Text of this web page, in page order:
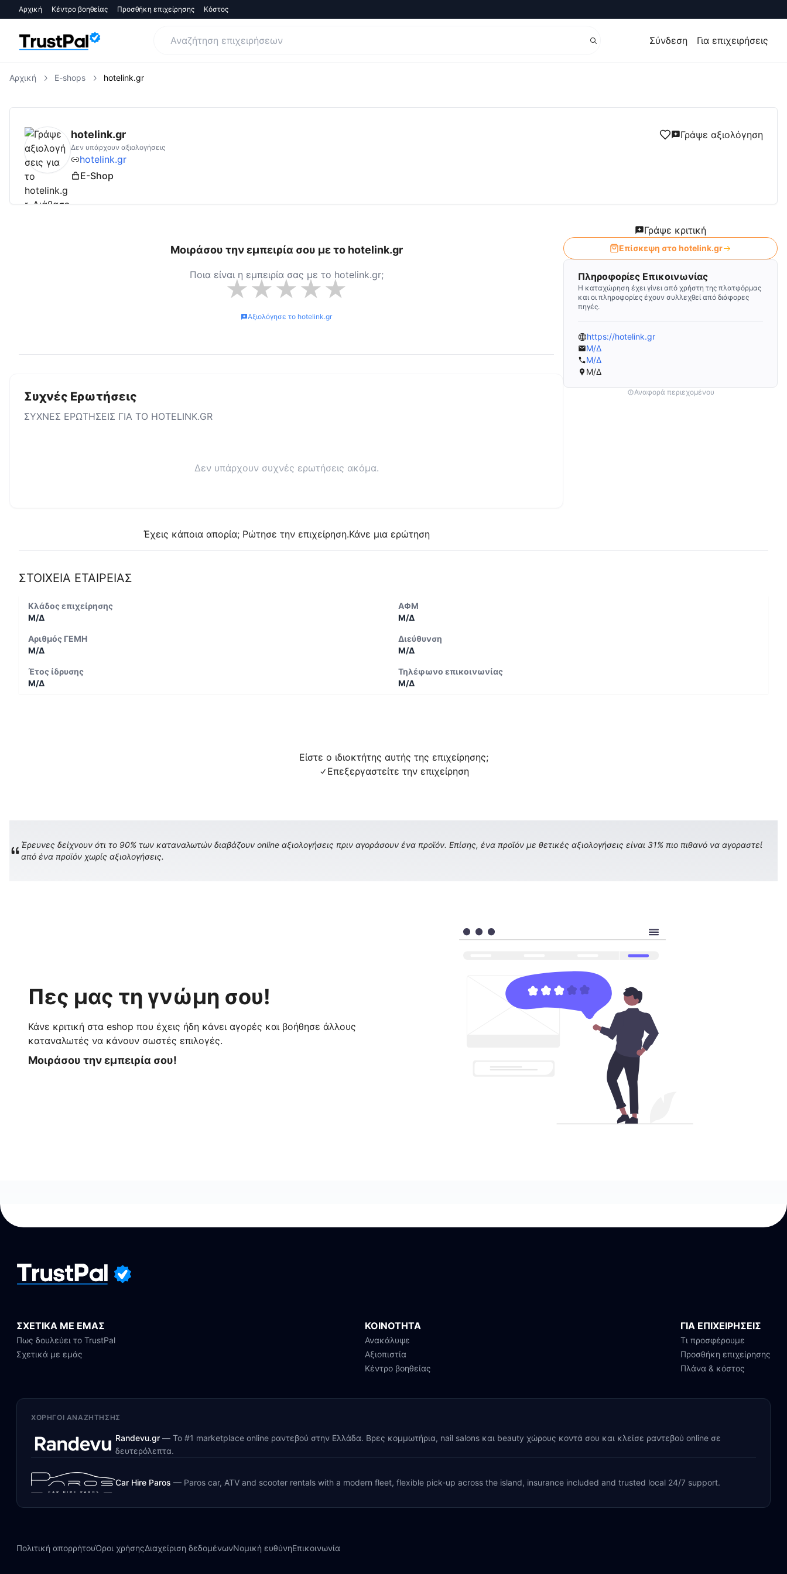
Αρχική Κέντρο βοηθείας Προσθήκη επιχείρησης Κόστος
Σύνδεση Για επιχειρήσεις
Αρχική E-shops hotelink.gr
hotelink.grΑξιολογήσεις | Δες Αξιολογήσεις και Κριτικές για
hotelink.gr Γράψε αξιολόγηση
Δεν υπάρχουν αξιολογήσεις
hotelink.gr
E-Shop
Μοιράσου την εμπειρία σου με το hotelink.gr
Ποια είναι η εμπειρία σας με το hotelink.gr;
★★★★★
Αξιολόγησε το hotelink.gr
Συχνές Ερωτήσεις
ΣΥΧΝΕΣ ΕΡΩΤΗΣΕΙΣ ΓΙΑ ΤΟ HOTELINK.GR
Δεν υπάρχουν συχνές ερωτήσεις ακόμα.
Έχεις κάποια απορία; Ρώτησε την επιχείρηση.Κάνε μια ερώτηση
Γράψε κριτική
Επίσκεψη στο hotelink.gr
Πληροφορίες Επικοινωνίας
Η καταχώρηση έχει γίνει από χρήστη της πλατφόρμας
και οι πληροφορίες έχουν συλλεχθεί από διάφορες
πηγές.
https://hotelink.gr
Μ/Δ
Μ/Δ
Μ/Δ
Αναφορά περιεχομένου
ΣΤΟΙΧΕΙΑ ΕΤΑΙΡΕΙΑΣ
Κλάδος επιχείρησης
Μ/Δ
ΑΦΜ
Μ/Δ
Αριθμός ΓΕΜΗ
Μ/Δ
Διεύθυνση
Μ/Δ
Έτος ίδρυσης
Μ/Δ
Τηλέφωνο επικοινωνίας
Μ/Δ
Είστε ο ιδιοκτήτης αυτής της επιχείρησης;
Επεξεργαστείτε την επιχείρηση
Έρευνες δείχνουν ότι το 90% των καταναλωτών διαβάζουν online αξιολογήσεις πριν αγοράσουν ένα προϊόν. Επίσης, ένα προϊόν με θετικές αξιολογήσεις είναι 31% πιο πιθανό να αγοραστεί
από ένα προϊόν χωρίς αξιολογήσεις.
Πες μας τη γνώμη σου!
Κάνε κριτική στα eshop που έχεις ήδη κάνει αγορές και βοήθησε άλλους
καταναλωτές να κάνουν σωστές επιλογές.
Μοιράσου την εμπειρία σου!
ΣΧΕΤΙΚΑ ΜΕ ΕΜΑΣ
Πως δουλεύει το TrustPal
Σχετικά με εμάς
ΚΟΙΝΟΤΗΤΑ
Ανακάλυψε
Αξιοπιστία
Κέντρο βοηθείας
ΓΙΑ ΕΠΙΧΕΙΡΗΣΕΙΣ
Τι προσφέρουμε
Προσθήκη επιχείρησης
Πλάνα & κόστος
ΧΟΡΗΓΟΊ ΑΝΑΖΉΤΗΣΗΣ
Randevu.gr — Το #1 marketplace online ραντεβού στην Ελλάδα. Βρες κομμωτήρια, nail salons και beauty χώρους κοντά σου και κλείσε ραντεβού online σε
δευτερόλεπτα.
Car Hire Paros — Paros car, ATV and scooter rentals with a modern fleet, flexible pick-up across the island, insurance included and trusted local 24/7 support.
Πολιτική απορρήτουΌροι χρήσηςΔιαχείριση δεδομένωνΝομική ευθύνηΕπικοινωνία